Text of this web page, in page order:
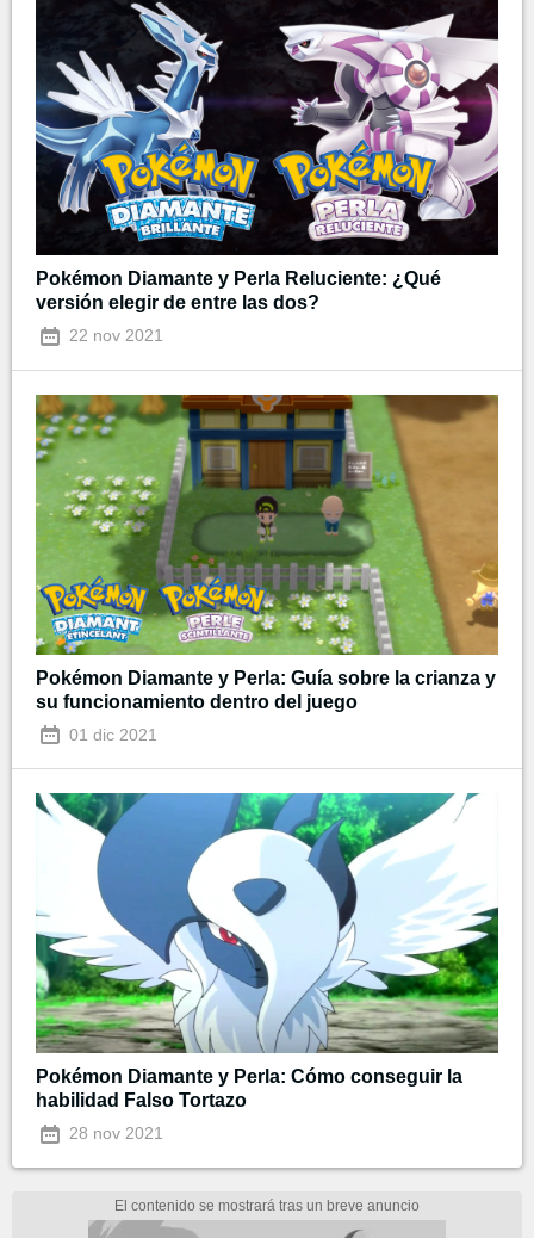
Pokémon Diamante y Perla Reluciente: ¿Qué
versión elegir de entre las dos?
22 nov 2021
Pokémon Diamante y Perla: Guía sobre la crianza y
su funcionamiento dentro del juego
01 dic 2021
Pokémon Diamante y Perla: Cómo conseguir la
habilidad Falso Tortazo
28 nov 2021